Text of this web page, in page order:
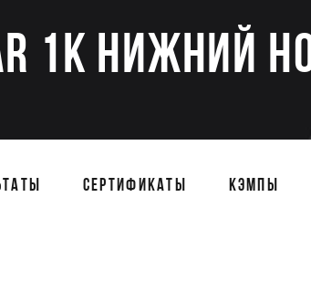
1K НИЖНИЙ
СЕРТИФИКАТЫ КЭМПЫ